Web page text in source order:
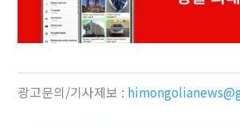
광고문의/기사제보 :